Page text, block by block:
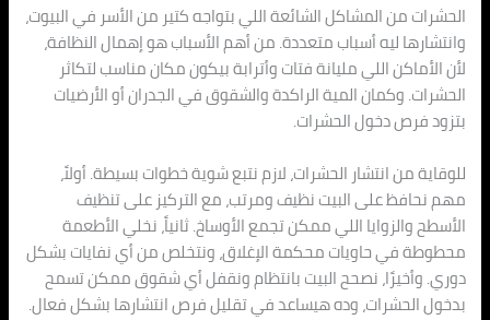
الحشرات من المشاكل الشائعة اللي بتواجه كتير من الأسر في البيوت،
وانتشارها ليه أسباب متعددة. من أهم الأسباب هو إهمال النظافة،
لأن الأماكن اللي مليانة فتات وأترابة بيكون مكان مناسب لتكاثر
الحشرات. وكمان المية الراكدة والشقوق في الجدران أو الأرضيات
بتزود فرص دخول الحشرات.
للوقاية من انتشار الحشرات، لازم نتبع شوية خطوات بسيطة. أولاً،
مهم نحافظ على البيت نظيف ومرتب، مع التركيز على تنظيف
الأسطح والزوايا اللي ممكن تجمع الأوساخ. ثانياً، نخلي الأطعمة
محطوطة في حاويات محكمة الإغلاق، ونتخلص من أي نفايات بشكل
دوري. وأخيرًا، نصحح البيت بانتظام ونقفل أي شقوق ممكن تسمح
بدخول الحشرات، وده هيساعد في تقليل فرص انتشارها بشكل فعال.